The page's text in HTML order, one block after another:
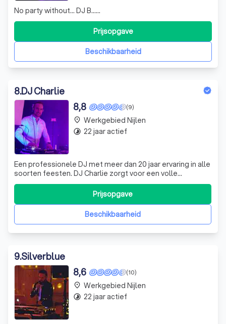
No party without... DJ B......
Beschikbaarheid
Prijsopgave
8.DJ Charlie
(9)
8,8
Een professionele DJ met meer dan 20 jaar ervaring in alle
soorten feesten. DJ Charlie zorgt voor een volle
dansvloer met de juiste sfeer. Ervaring in alle
muziekstijlen en hij leest het publiek.
Beschikbaarheid
Prijsopgave
place Werkgebied Nijlen
timelapse 22 jaar actief
9.Silverblue
(10)
8,6
place Werkgebied Nijlen
timelapse 22 jaar actief